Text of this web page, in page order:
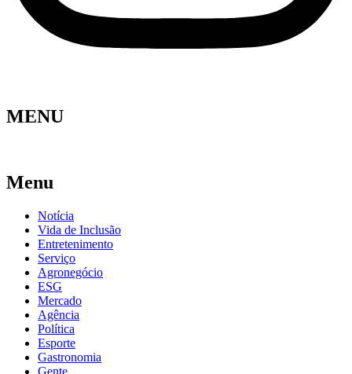
MENU
Menu
Notícia
Vida de Inclusão
Entretenimento
Serviço
Agronegócio
ESG
Mercado
Agência
Política
Esporte
Gastronomia